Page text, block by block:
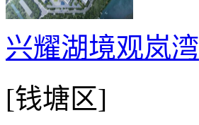
兴耀湖境观岚湾
[钱塘区]